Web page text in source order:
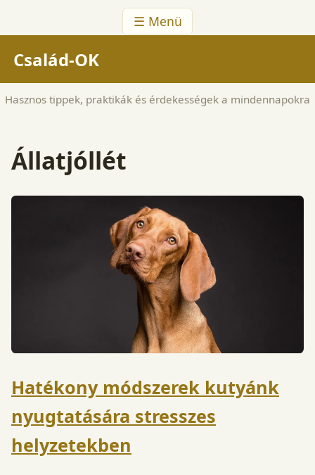
☰ Menü
Család-OK
Hasznos tippek, praktikák és érdekességek a mindennapokra
Állatjóllét
Hatékony módszerek kutyánk
nyugtatására stresszes
helyzetekben